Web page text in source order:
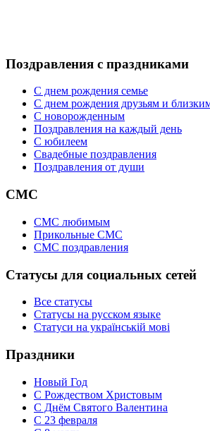
Поздравления с праздниками
С днем рождения семье
С днем рождения друзьям и
C новорожденным
Поздравления на каждый день
С юбилеем
Свадебные поздравления
Поздравления от души
СМС
СМС любимым
Прикольные СМС
СМС поздравления
Статусы для социальных сетей
Все статусы
Статусы на русском языке
Статуси на українській мові
Праздники
Новый Год
С Рождеством Христовым
С Днём Святого Валентина
С 23 февраля